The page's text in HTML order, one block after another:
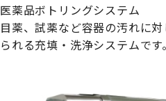
医薬品ボトリングシステム
目薬、試薬など容器の汚れに
られる充填・洗浄システムです。